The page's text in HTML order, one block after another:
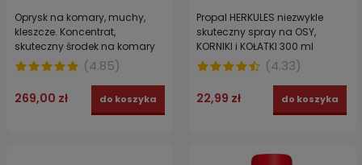
Oprysk na komary, muchy,
kleszcze. Koncentrat,
skuteczny środek na komary
KOMARON 1 L + EKOFOG
ekologiczny nośnik, utrwalacz
(4.85)
269,00 zł do koszyka
Propal HERKULES niezwykle
skuteczny spray na OSY,
KORNIKI i KOŁATKI 300 ml
(4.33)
22,99 zł do koszyka